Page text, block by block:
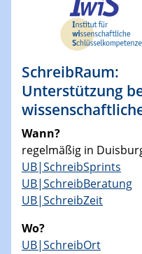
SchreibRaum:
Unterstützung
Wann?
regelmäßig in
UB|SchreibSprints
UB|SchreibBeratung
UB|SchreibZeit
Wo?
UB|SchreibOrt